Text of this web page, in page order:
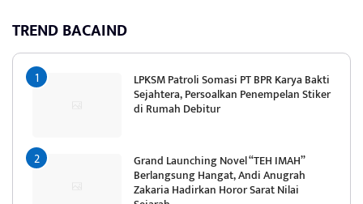
TREND BACAIND
LPKSM Patroli Somasi PT BPR Karya Bakti
Sejahtera, Persoalkan Penempelan Stiker
di Rumah Debitur
Grand Launching Novel “TEH IMAH”
Berlangsung Hangat, Andi Anugrah
Zakaria Hadirkan Horor Sarat Nilai